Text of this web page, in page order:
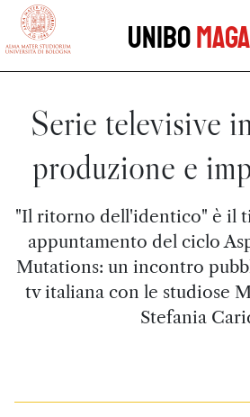
vai al contenuto della pagina
Unibo
Serie televisive
produzione e
"Il ritorno dell'identico" è il
appuntamento del ciclo
Mutations: un incontro
tv italiana con le studiose
Stefania